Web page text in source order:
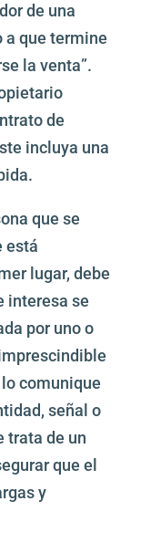
de una
a que termine
la venta”.
de
incluya una
que se
está
lugar, debe
interesa se
por uno o
comunique
señal o
trata de un
que el
y